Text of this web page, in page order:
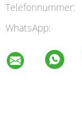
Telefonnummer:
WhatsApp: